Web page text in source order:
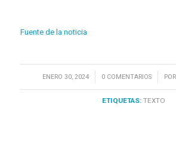
Fuente de la noticia
ENERO 30, 2024
/ 0 COMENTARIOS
/ POR
ETIQUETAS: TEXTO